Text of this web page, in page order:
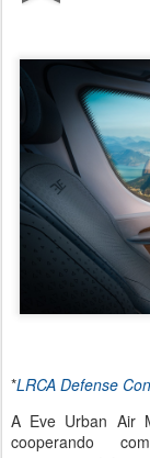
*LRCA Defense
A Eve Urban Air
cooperando